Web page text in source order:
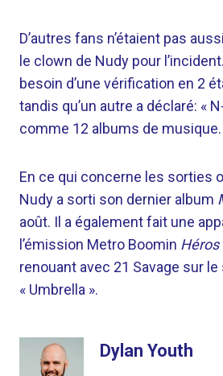
D’autres fans n’étaient pas
le clown de Nudy pour
besoin d’une vérification en 2
tandis qu’un autre a déclaré: «
comme 12 albums de musique.
En ce qui concerne les sorties
Nudy a sorti son dernier album
août. Il a également fait une
l’émission Metro Boomin
renouant avec 21 Savage sur
« Umbrella ».
Dylan Youth